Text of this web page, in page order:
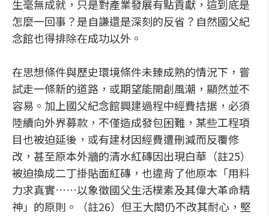
生毫無成就，只是對產業發展有點貢獻，這到底是
怎麼一回事？是自謙還是深刻的反省？自然國父紀
念館也得排除在成功以外。
在思想條件與歷史環境條件未臻成熟的情況下，嘗
試走一條新的道路，或期望能開創風潮，顯然並不
容易。加上國父紀念館興建過程中經費拮据，必須
陸續向外界募款，不僅造成發包困難，某些工程項
目也被迫延後，或有建材因經費遭刪減而反覆修
改，甚至原本外牆的清水紅磚因出現白華（註25）
被迫換成二丁掛貼面紅磚，也違背了他原本「用料
力求真實……以象徵國父生活樸素及其偉大革命精
神」的原則。（註26）但王大閎仍不改其耐心，堅